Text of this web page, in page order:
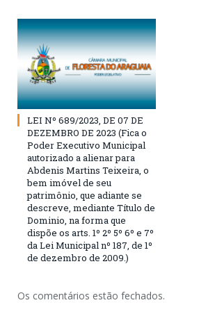
LEI Nº 689/2023, DE 07 DE
DEZEMBRO DE 2023 (Fica o
Poder Executivo Municipal
autorizado a alienar para
Abdenis Martins Teixeira, o
bem imóvel de seu
patrimônio, que adiante se
descreve, mediante Título de
Dominio, na forma que
dispõe os arts. 1º 2º 5º 6º e 7º
da Lei Municipal nº 187, de 1º
de dezembro de 2009.)
Os comentários estão fechados.